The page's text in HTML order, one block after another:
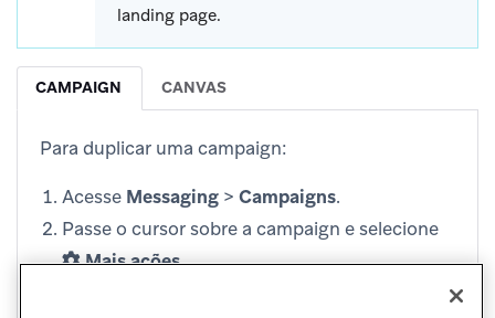
landing page.
CAMPAIGN CANVAS
Para duplicar uma campaign:
Acesse Messaging > Campaigns.
Passe o cursor sobre a campaign e selecione
Mais ações.